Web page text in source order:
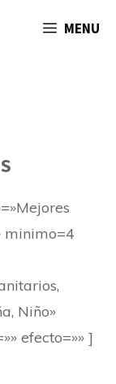
MENU
minimo=4
Niño»
efecto=»» ]